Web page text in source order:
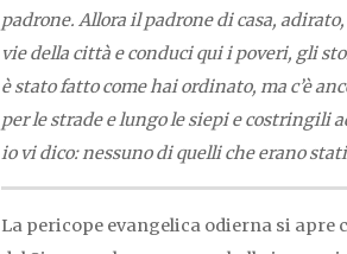
padrone. Allora il padrone di casa,
vie della città e conduci qui i poveri, gli
è stato fatto come hai ordinato, ma c’è
per le strade e lungo le siepi e costringili
io vi dico: nessuno di quelli che erano
La pericope evangelica odierna si